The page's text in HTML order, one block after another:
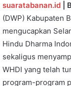
suaratabanan.id
(DWP) Kabupaten
mengucapkan
Hindu Dharma
sekaligus
WHDI yang telah
program-program